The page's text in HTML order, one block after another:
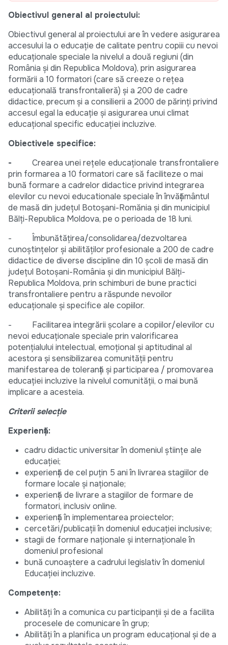
Obiectivul general al proiectului:
Obiectivul general al proiectului are în vedere asigurarea
accesului la o educaţie de calitate pentru copiii cu nevoi
educaţionale speciale la nivelul a două regiuni (din
România și din Republica Moldova), prin asigurarea
formării a 10 formatori (care să creeze o reţea
educaţională transfrontalieră) și a 200 de cadre
didactice, precum și a consilierii a 2000 de părinţi privind
accesul egal la educaţie și asigurarea unui climat
educaţional specific educaţiei incluzive.
Obiectivele specifice:
- Crearea unei rețele educaţionale transfrontaliere
prin formarea a 10 formatori care să faciliteze o mai
bună formare a cadrelor didactice privind integrarea
elevilor cu nevoi educationale speciale în învățământul
de masă din județul Botoșani-Romănia și din municipiul
Bălți-Republica Moldova, pe o perioada de 18 luni.
- Îmbunătățirea/consolidarea/dezvoltarea
cunoștințelor și abilităților profesionale a 200 de cadre
didactice de diverse discipline din 10 școli de masă din
județul Botoșani-România și din municipiul Bălți-
Republica Moldova, prin schimburi de bune practici
transfrontaliere pentru a răspunde nevoilor
educaționale și specifice ale copiilor.
- Facilitarea integrării școlare a copiilor/elevilor cu
nevoi educaționale speciale prin valorificarea
potențialului intelectual, emoțional și aptitudinal al
acestora și sensibilizarea comunității pentru
manifestarea de toleranță și participarea / promovarea
educației incluzive la nivelul comunității, o mai bună
implicare a acesteia.
Criterii selecţie
Experiență:
cadru didactic universitar în domeniul științe ale
educației;
experiență de cel puțin 5 ani în livrarea stagiilor de
formare locale și naționale;
experiență de livrare a stagiilor de formare de
formatori, inclusiv online.
experiență în implementarea proiectelor;
cercetări/publicații în domeniul educației inclusive;
stagii de formare naționale și internaționale în
domeniul profesional
bună cunoaștere a cadrului legislativ în domeniul
Educației incluzive.
Competențe:
Abilități în a comunica cu participanții și de a facilita
procesele de comunicare în grup;
Abilități în a planifica un program educaţional şi de a